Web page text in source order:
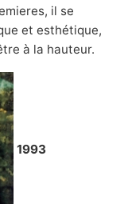
il se
et esthétique,
à la hauteur.
1993